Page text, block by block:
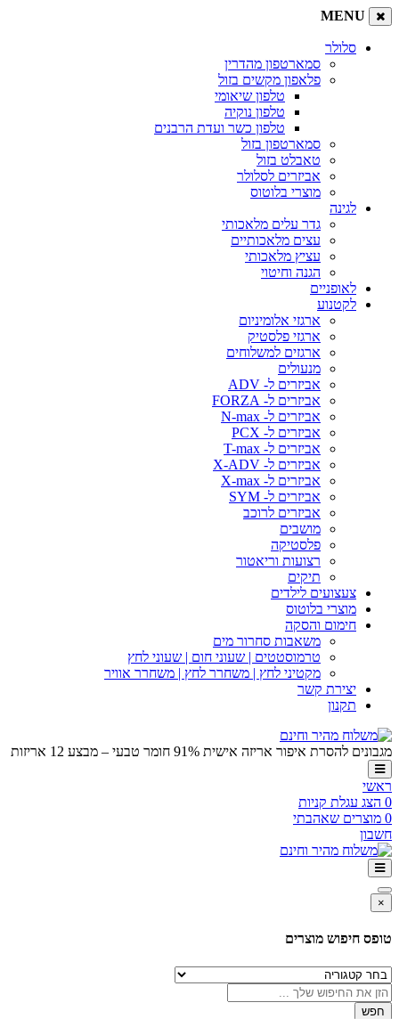
MENU
סלולר
סמארטפון מהדרין
פלאפון מקשים בזול
טלפון שיאומי
טלפון נוקיה
טלפון כשר ועדת הרבנים
סמארטפון בזול
טאבלט בזול
אביזרים לסלולר
מוצרי בלוטוס
לגינה
גדר עלים מלאכותי
עצים מלאכותיים
עציץ מלאכותי
הגנה וחיטוי
לאופניים
לקטנוע
ארגזי אלומיניום
ארגזי פלסטיק
ארגזים למשלוחים
מנעולים
אביזרים ל- ADV
אביזרים ל- FORZA
אביזרים ל- N-max
אביזרים ל- PCX
אביזרים ל- T-max
אביזרים ל- X-ADV
אביזרים ל- X-max
אביזרים ל- SYM
אביזרים לרוכב
מושבים
פלסטיקה
רצועות וריאטור
תיקים
צעצועים לילדים
מוצרי בלוטוס
חימום והסקה
משאבות סחרור מים
טרמוסטטים | שעוני חום | שעוני לחץ
מקטיני לחץ | משחרר לחץ | משחרר אוויר
יצירת קשר
תקנון
מגבונים להסרת איפור אריזה אישית 91% חומר טבעי – מבצע 12 אריזות
ראשי
0 הצג עגלת קניות
0 מוצרים שאהבתי
חשבון
×
טופס חיפוש מוצרים
חפש